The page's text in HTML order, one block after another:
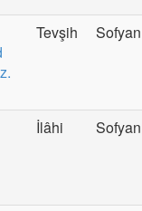
Tevşih Sofyan
İlâhi Sofyan